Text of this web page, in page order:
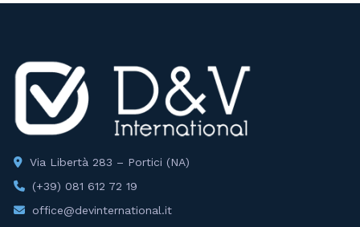
Via Libertà 283 – Portici (NA)
(+39) 081 612 72 19
office@devinternational.it